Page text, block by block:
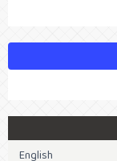
English